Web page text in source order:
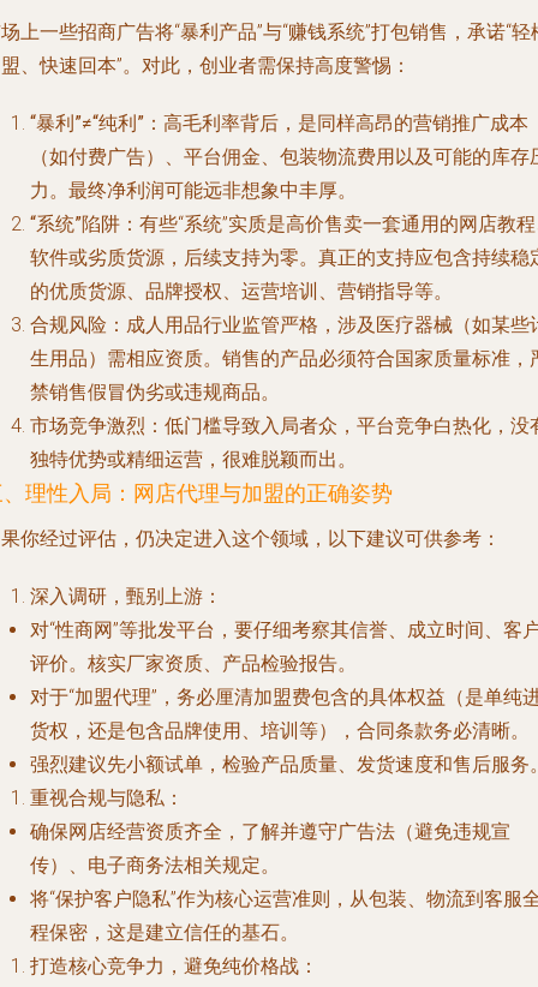
上一些招商广告将“暴利产品”与“赚钱系统”打包销售，承诺“轻
、快速回本”。对此，创业者需保持高度警惕：
“暴利”≠“纯利” ：高毛利率背后，是同样高昂的营销推广成本
（如付费广告）、平台佣金、包装物流费用以及可能的库存
力。最终净利润可能远非想象中丰厚。
“系统”陷阱 ：有些“系统”实质是高价售卖一套通用的网店教
软件或劣质货源，后续支持为零。真正的支持应包含持续稳
的优质货源、品牌授权、运营培训、营销指导等。
合规风险 ：成人用品行业监管严格，涉及医疗器械（如某些
生用品）需相应资质。销售的产品必须符合国家质量标准，
禁销售假冒伪劣或违规商品。
市场竞争激烈 ：低门槛导致入局者众，平台竞争白热化，没
独特优势或精细运营，很难脱颖而出。
理性入局：网店代理与加盟的正确姿势
你经过评估，仍决定进入这个领域，以下建议可供参考：
深入调研，甄别上游 ：
对“性商网”等批发平台，要仔细考察其信誉、成立时间、客
评价。核实厂家资质、产品检验报告。
对于“加盟代理”，务必厘清加盟费包含的具体权益（是单纯
货权，还是包含品牌使用、培训等），合同条款务必清晰。
强烈建议先小额试单，检验产品质量、发货速度和售后服务
重视合规与隐私 ：
确保网店经营资质齐全，了解并遵守广告法（避免违规宣
传）、电子商务法相关规定。
将“保护客户隐私”作为核心运营准则，从包装、物流到客服
程保密，这是建立信任的基石。
打造核心竞争力，避免纯价格战 ：